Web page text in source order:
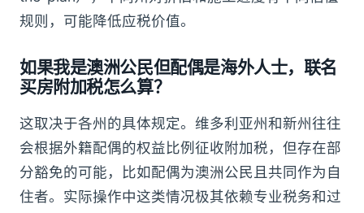
规则，可能降低应税价值。
如果我是澳洲公民但配偶是海外人士，联名
买房附加税怎么算？
这取决于各州的具体规定。维多利亚州和新州往往
会根据外籍配偶的权益比例征收附加税，但存在部
分豁免的可能，比如配偶为澳洲公民且共同作为自
住者。实际操作中这类情况极其依赖专业税务和过